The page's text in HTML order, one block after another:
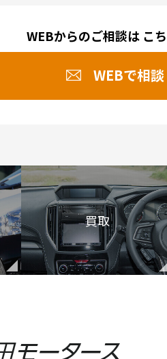
WEBからのご相談は こ
WEBで相談
買取